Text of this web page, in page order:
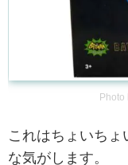
Photo
これはちょいちょ
な気がします。